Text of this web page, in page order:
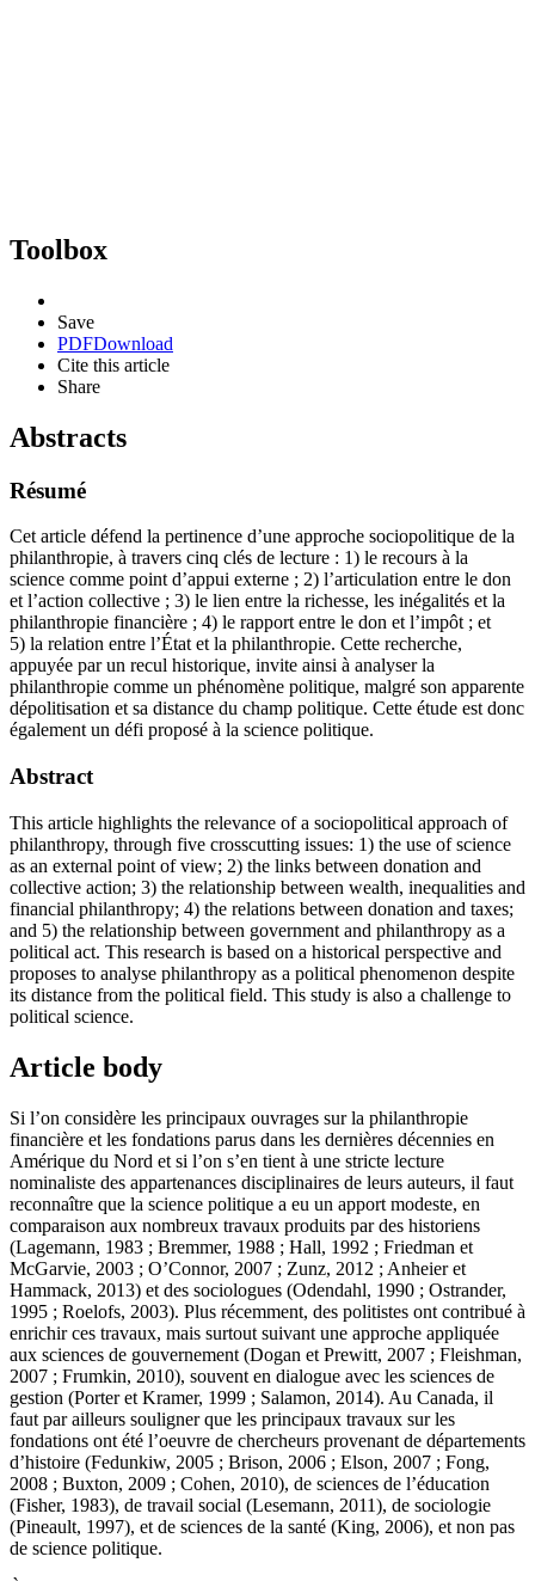
Toolbox
Save
PDFDownload
Cite this article
Share
Abstracts
Résumé
Cet article défend la pertinence d’une approche sociopolitique de la
philanthropie, à travers cinq clés de lecture : 1) le recours à la
science comme point d’appui externe ; 2) l’articulation entre le don
et l’action collective ; 3) le lien entre la richesse, les inégalités et la
philanthropie financière ; 4) le rapport entre le don et l’impôt ; et
5) la relation entre l’État et la philanthropie. Cette recherche,
appuyée par un recul historique, invite ainsi à analyser la
philanthropie comme un phénomène politique, malgré son apparente
dépolitisation et sa distance du champ politique. Cette étude est donc
également un défi proposé à la science politique.
Abstract
This article highlights the relevance of a sociopolitical approach of
philanthropy, through five crosscutting issues: 1) the use of science
as an external point of view; 2) the links between donation and
collective action; 3) the relationship between wealth, inequalities and
financial philanthropy; 4) the relations between donation and taxes;
and 5) the relationship between government and philanthropy as a
political act. This research is based on a historical perspective and
proposes to analyse philanthropy as a political phenomenon despite
its distance from the political field. This study is also a challenge to
political science.
Article body
Si l’on considère les principaux ouvrages sur la philanthropie
financière et les fondations parus dans les dernières décennies en
Amérique du Nord et si l’on s’en tient à une stricte lecture
nominaliste des appartenances disciplinaires de leurs auteurs, il faut
reconnaître que la science politique a eu un apport modeste, en
comparaison aux nombreux travaux produits par des historiens
(Lagemann, 1983 ; Bremmer, 1988 ; Hall, 1992 ; Friedman et
McGarvie, 2003 ; O’Connor, 2007 ; Zunz, 2012 ; Anheier et
Hammack, 2013) et des sociologues (Odendahl, 1990 ; Ostrander,
1995 ; Roelofs, 2003). Plus récemment, des politistes ont contribué à
enrichir ces travaux, mais surtout suivant une approche appliquée
aux sciences de gouvernement (Dogan et Prewitt, 2007 ; Fleishman,
2007 ; Frumkin, 2010), souvent en dialogue avec les sciences de
gestion (Porter et Kramer, 1999 ; Salamon, 2014). Au Canada, il
faut par ailleurs souligner que les principaux travaux sur les
fondations ont été l’oeuvre de chercheurs provenant de départements
d’histoire (Fedunkiw, 2005 ; Brison, 2006 ; Elson, 2007 ; Fong,
2008 ; Buxton, 2009 ; Cohen, 2010), de sciences de l’éducation
(Fisher, 1983), de travail social (Lesemann, 2011), de sociologie
(Pineault, 1997), et de sciences de la santé (King, 2006), et non pas
de science politique.